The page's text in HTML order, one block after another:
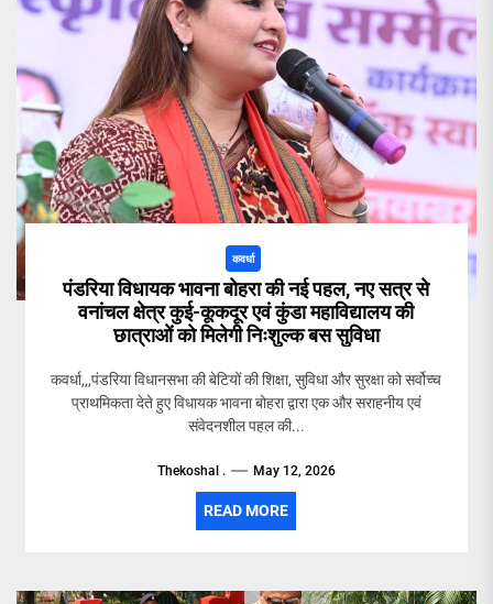
कवर्धा
पंडरिया विधायक भावना बोहरा की नई पहल, नए सत्र से
वनांचल क्षेत्र कुई-कूकदूर एवं कुंडा महाविद्यालय की
छात्राओं को मिलेगी निःशुल्क बस सुविधा
कवर्धा,,,पंडरिया विधानसभा की बेटियों की शिक्षा, सुविधा और सुरक्षा को सर्वोच्च
प्राथमिकता देते हुए विधायक भावना बोहरा द्वारा एक और सराहनीय एवं
संवेदनशील पहल की...
Thekoshal . May 12, 2026
READ MORE